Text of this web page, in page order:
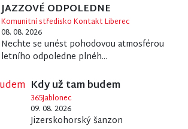
JAZZOVÉ ODPOLEDNE
Komunitní středisko Kontakt Liberec
08. 08. 2026
Nechte se unést pohodovou atmosférou
letního odpoledne plnéh...
Kdy už tam budem
365Jablonec
09. 08. 2026
Jizerskohorský šanzon